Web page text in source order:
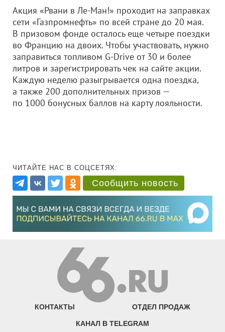
Акция «Рвани в Ле-Ман!» проходит на заправках
сети «Газпромнефть» по всей стране до 20 мая.
В призовом фонде осталось еще четыре поездки
во Францию на двоих. Чтобы участвовать, нужно
заправиться топливом G-Drive от 30 и более
литров и зарегистрировать чек на сайте акции.
Каждую неделю разыгрывается одна поездка,
а также 200 дополнительных призов —
по 1000 бонусных баллов на карту лояльности.
ЧИТАЙТЕ НАС В СОЦСЕТЯХ:
Сообщить новость
КОНТАКТЫ ОТДЕЛ ПРОДАЖ
КАНАЛ В TELEGRAM